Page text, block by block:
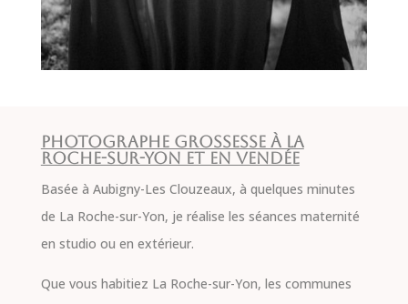
Photographe grossesse à La
Roche-sur-Yon et en Vendée
Basée à Aubigny-Les Clouzeaux, à quelques minutes
de La Roche-sur-Yon, je réalise les séances maternité
en studio ou en extérieur.
Que vous habitiez La Roche-sur-Yon, les communes